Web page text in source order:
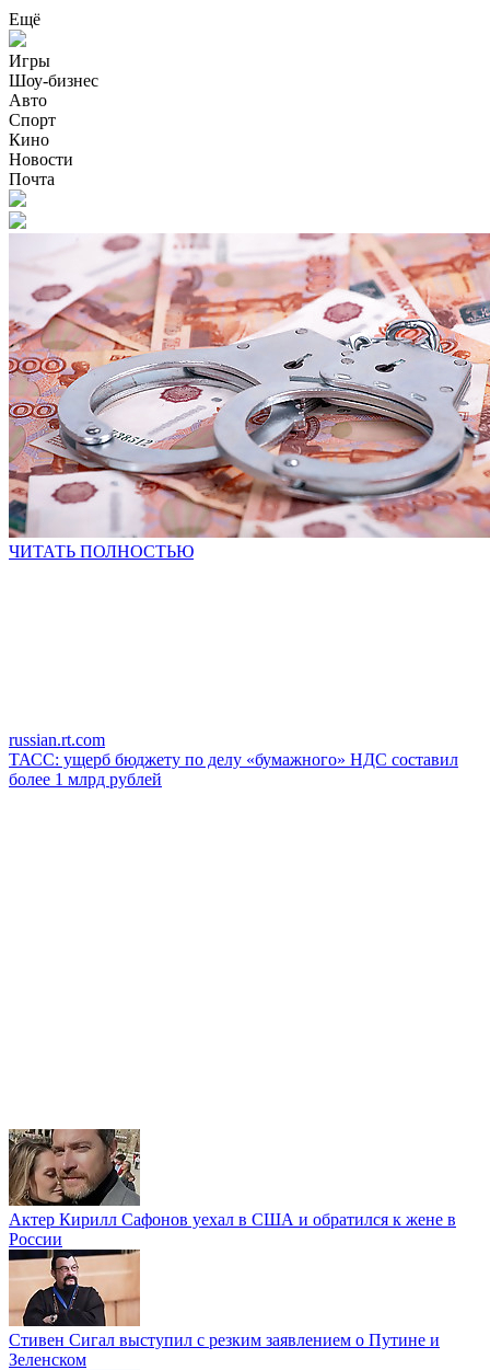
Ещё
Игры
Шоу-бизнес
Авто
Спорт
Кино
Новости
Почта
ЧИТАТЬ ПОЛНОСТЬЮ
russian.rt.com
ТАСС: ущерб бюджету по делу «бумажного» НДС составил
более 1 млрд рублей
Актер Кирилл Сафонов уехал в США и обратился к жене в
России
Стивен Сигал выступил с резким заявлением о Путине и
Зеленском